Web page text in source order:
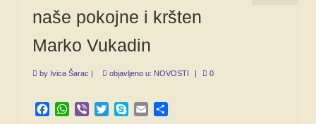
naše pokojne i kršten
Marko Vukadin
by Ivica Šarac | objavljeno u: NOVOSTI | 0
Facebook
WhatsApp
Viber TwitterSkypeEmail